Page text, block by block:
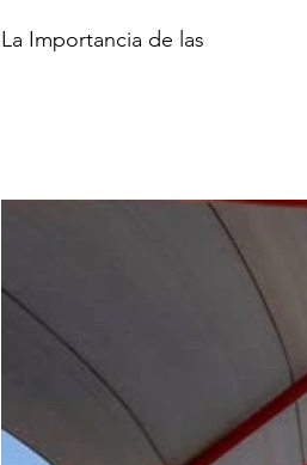
La Importancia de las